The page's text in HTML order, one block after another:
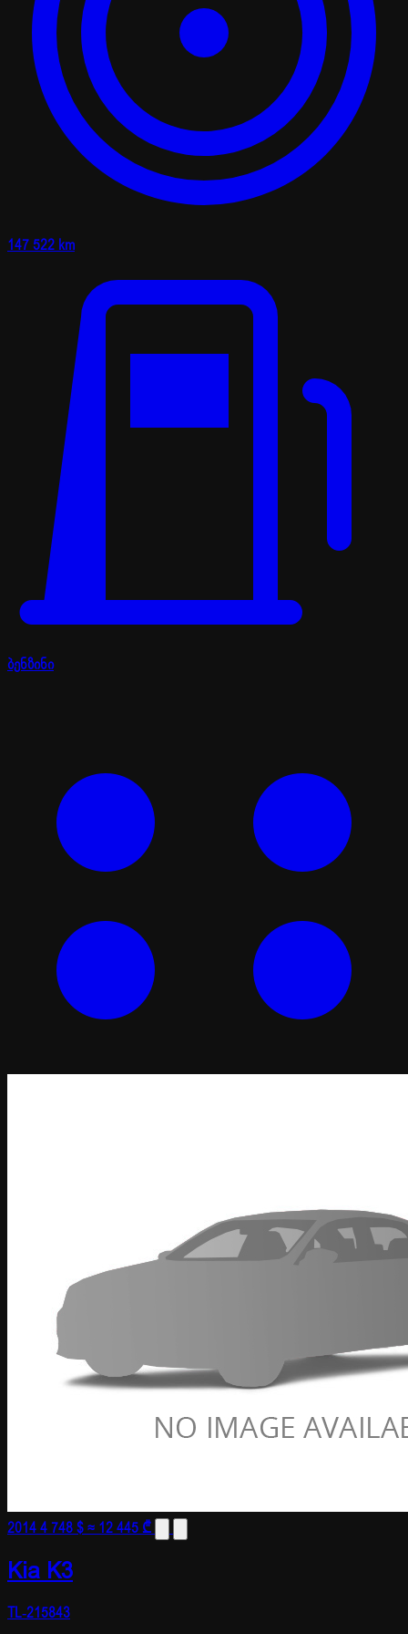
147 522 km
ბენზინი
20144 748 $≈ 12 445 ₾
Kia K3
TL-215843